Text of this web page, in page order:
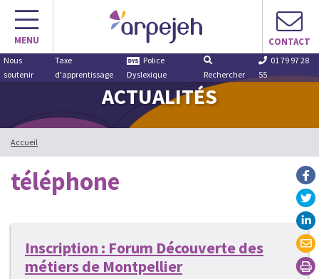
Aller
contenu
MENU CONTACT
Nous
soutenir
Taxe
d'apprentissage
Police
Dyslexique
Rechercher
01 79 97 28
55
ACTUALITÉS
Accueil
téléphone
Inscription : Forum Découverte des
métiers de Montpellier